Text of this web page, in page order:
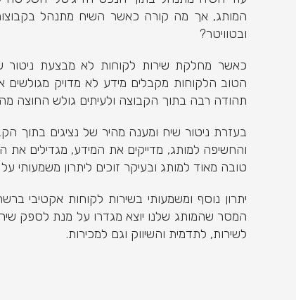
המותג, אך מה קורה כאשר השיח מתנהל בקבוצות
ובטוויטר?
כאשר מחלקת שירות לקוחות לא מבצעת ניטור
הטוב הלקוחות מקבלים מידע לא מדויק
תהודה רבה בתוך הקבוצה ולעיתים גולש החוצה
בעזרת ניטור שיח ומענה מהיר של נציגים בתוך
והחשיפה למותג, מדייקים את המידע, מגדילים את
טובה מאוד למותג ובעיקר זוכים ליתרון משמעותי
יתרון נוסף ומשמעותי בשירות לקוחות אקטיבי
המסר שהמותג שלנו יוצא מגדרו על מנת לספק
לשירות, לתדמית והשיווק וגם למכירות.